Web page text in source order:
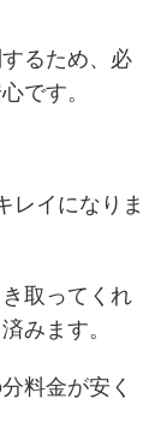
るため、必
です。
レイになりま
取ってくれ
みます。
料金が安く